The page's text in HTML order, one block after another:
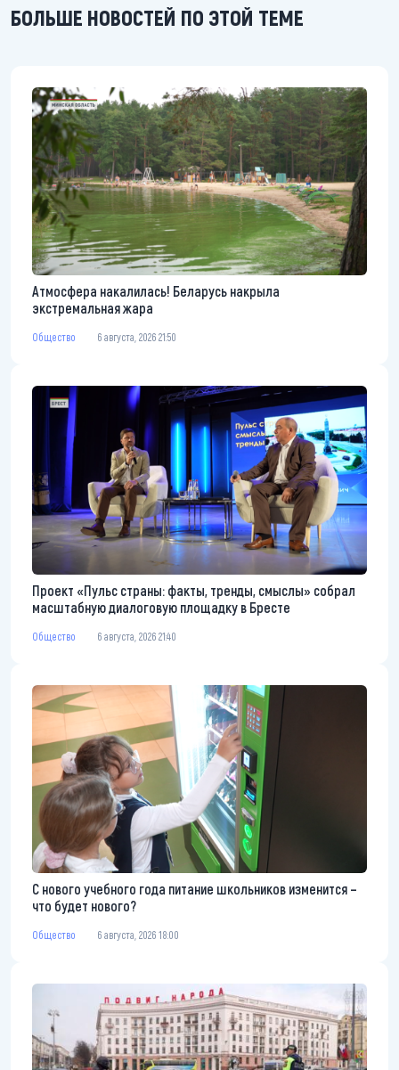
БОЛЬШЕ НОВОСТЕЙ ПО ЭТОЙ ТЕМЕ
Атмосфера накалилась! Беларусь накрыла
экстремальная жара
Общество 6 августа, 2026 21:50
Проект «Пульс страны: факты, тренды, смыслы» собрал
масштабную диалоговую площадку в Бресте
Общество 6 августа, 2026 21:40
С нового учебного года питание школьников изменится –
что будет нового?
Общество 6 августа, 2026 18:00